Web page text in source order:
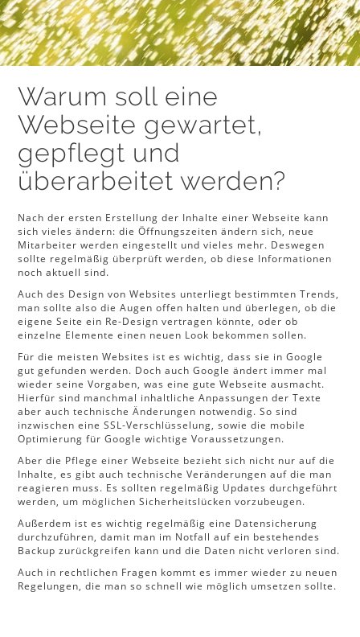
Warum soll eine
Webseite gewartet,
gepflegt und
überarbeitet werden?
Nach der ersten Erstellung der Inhalte einer Webseite kann
sich vieles ändern: die Öffnungszeiten ändern sich, neue
Mitarbeiter werden eingestellt und vieles mehr. Deswegen
sollte regelmäßig überprüft werden, ob diese Informationen
noch aktuell sind.
Auch des Design von Websites unterliegt bestimmten Trends,
man sollte also die Augen offen halten und überlegen, ob die
eigene Seite ein Re-Design vertragen könnte, oder ob
einzelne Elemente einen neuen Look bekommen sollen.
Für die meisten Websites ist es wichtig, dass sie in Google
gut gefunden werden. Doch auch Google ändert immer mal
wieder seine Vorgaben, was eine gute Webseite ausmacht.
Hierfür sind manchmal inhaltliche Anpassungen der Texte
aber auch technische Änderungen notwendig. So sind
inzwischen eine SSL-Verschlüsselung, sowie die mobile
Optimierung für Google wichtige Voraussetzungen.
Aber die Pflege einer Webseite bezieht sich nicht nur auf die
Inhalte, es gibt auch technische Veränderungen auf die man
reagieren muss. Es sollten regelmäßig Updates durchgeführt
werden, um möglichen Sicherheitslücken vorzubeugen.
Außerdem ist es wichtig regelmäßig eine Datensicherung
durchzuführen, damit man im Notfall auf ein bestehendes
Backup zurückgreifen kann und die Daten nicht verloren sind.
Auch in rechtlichen Fragen kommt es immer wieder zu neuen
Regelungen, die man so schnell wie möglich umsetzen sollte.